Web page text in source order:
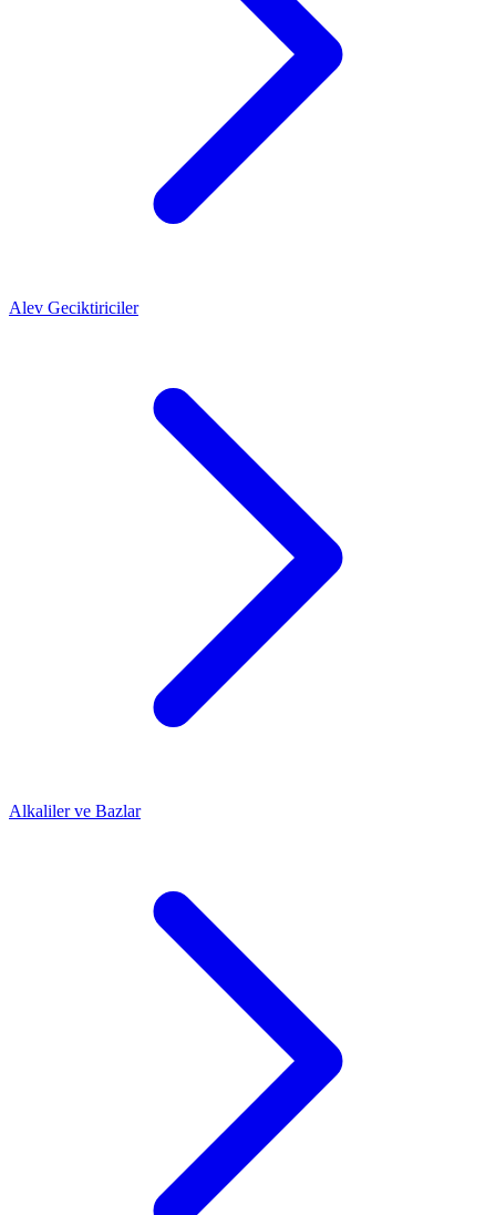
Alev Geciktiriciler
Alkaliler ve Bazlar